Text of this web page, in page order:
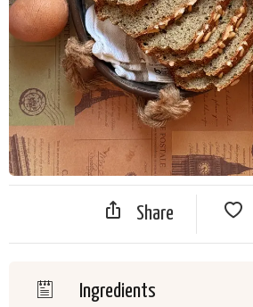
Share
Ingredients